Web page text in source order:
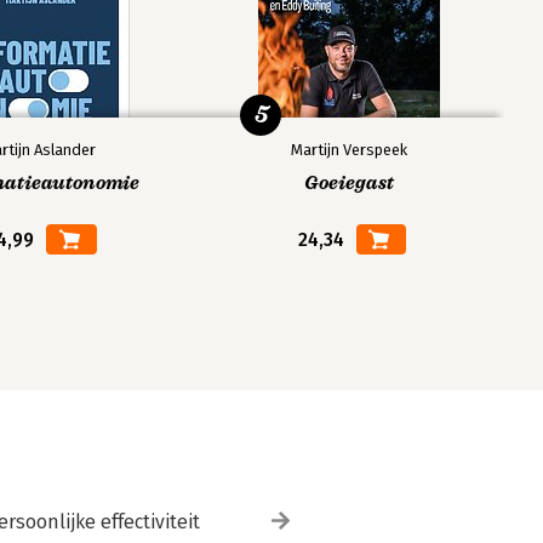
Aslander Martijn Verspeek
Goeiegast
24,34
5
effectiviteit